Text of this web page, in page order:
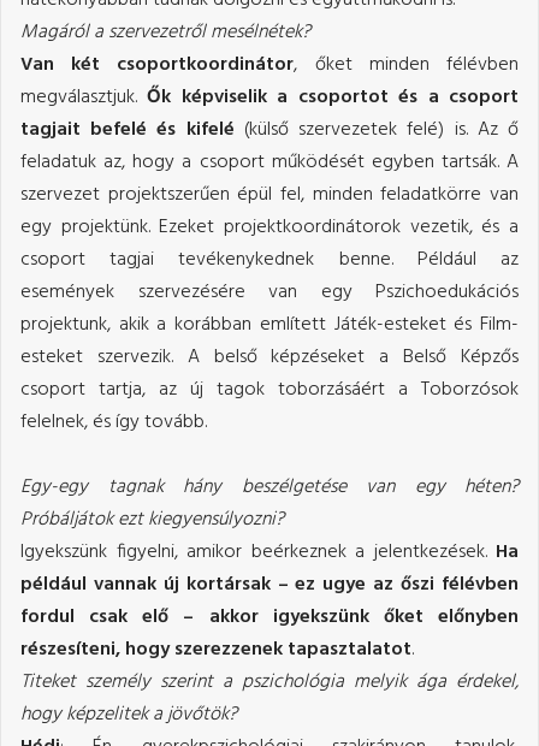
Magáról a szervezetről mesélnétek?
Van két csoportkoordinátor, őket minden félévben
megválasztjuk.Ők képviselik a csoportot és a csoport
tagjait befelé és kifelé (külső szervezetek felé) is. Az ő
feladatuk az, hogy a csoport működését egyben tartsák. A
szervezet projektszerűen épül fel, minden feladatkörre van
egy projektünk. Ezeket projektkoordinátorok vezetik, és a
csoport tagjai tevékenykednek benne. Például az
események szervezésére van egy Pszichoedukációs
projektunk, akik a korábban említett Játék-esteket és Film-
esteket szervezik. A belső képzéseket a Belső Képzős
csoport tartja, az új tagok toborzásáért a Toborzósok
felelnek, és így tovább.
Egy-egy tagnak hány beszélgetése van egy héten?
Próbáljátok ezt kiegyensúlyozni?
Igyekszünk figyelni, amikor beérkeznek a jelentkezések. Ha
például vannak új kortársak – ez ugye az őszi félévben
fordul csak elő – akkor igyekszünk őket előnyben
részesíteni, hogy szerezzenek tapasztalatot.
Titeket személy szerint a pszichológia melyik ága érdekel,
hogy képzelitek a jövőtök?